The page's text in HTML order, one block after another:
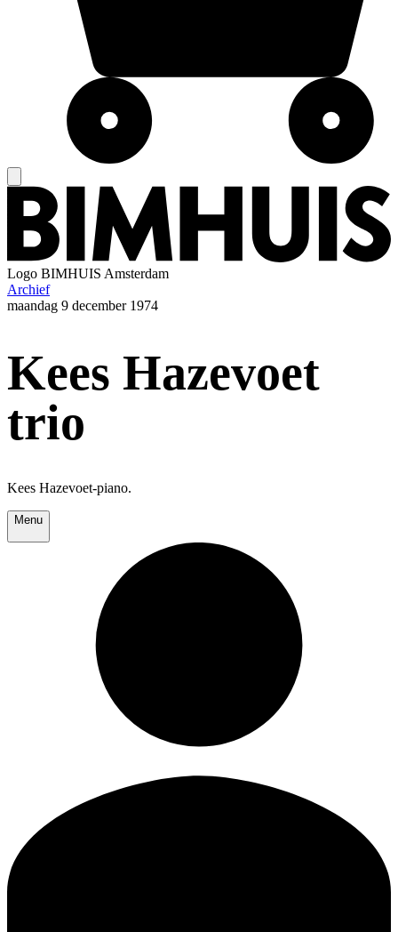
Logo BIMHUIS Amsterdam
Archief
maandag 9 december 1974
Kees Hazevoet
trio
Kees Hazevoet-piano.
Menu